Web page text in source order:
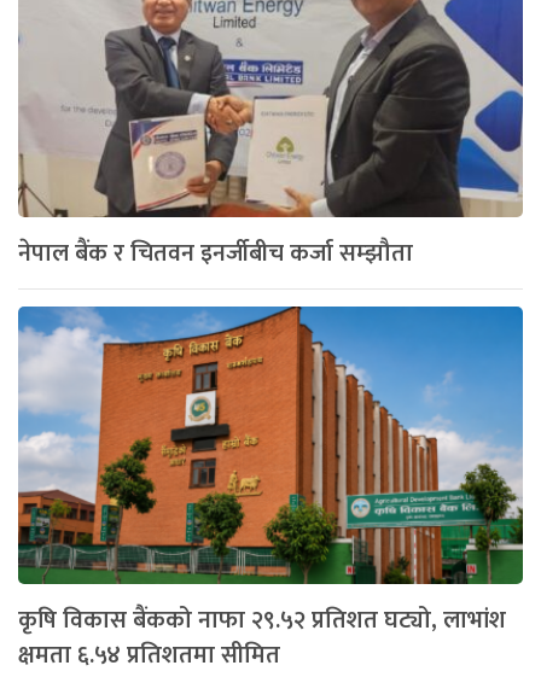
नेपाल बैंक र चितवन इनर्जीबीच कर्जा सम्झौता
कृषि विकास बैंकको नाफा २९.५२ प्रतिशत घट्यो, लाभांश
क्षमता ६.५४ प्रतिशतमा सीमित